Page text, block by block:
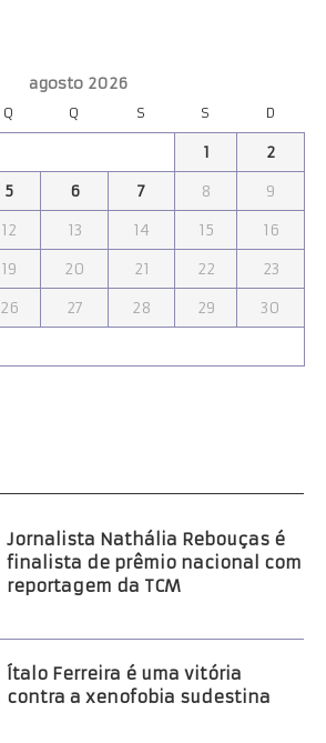
agosto 2026
Q Q S S D
1
2
5 6 7 8
9
12 13 14 15
16
19 20 21 22
23
26 27 28 29
30
Jornalista Nathália Rebouças é
finalista de prêmio nacional com
reportagem da TCM
Ítalo Ferreira é uma vitória
contra a xenofobia sudestina